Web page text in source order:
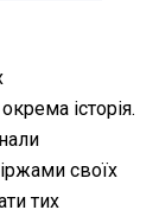
історія.
своїх
тих